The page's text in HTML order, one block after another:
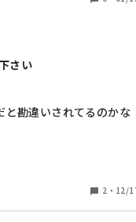
ど
でしょ？
んじゃないんですか？
さい
勘違いされてるのかな
かも1人の利用者の携帯
っても謝りもせず連絡先
2 ・ 12/